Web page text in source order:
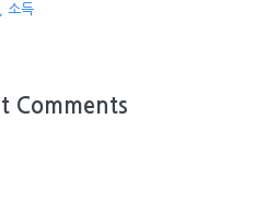
소득
Comments